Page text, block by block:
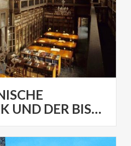
BIBLIOTHEK UND DER BISCHOFSPALAST